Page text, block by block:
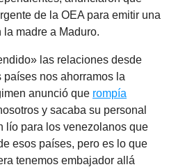
de la OEA para emitir una
madre a Maduro.
las relaciones desde
países nos ahorramos la
anunció que rompía
y sacaba su personal
lío para los venezolanos que
esos países, pero es lo que
tenemos embajador allá